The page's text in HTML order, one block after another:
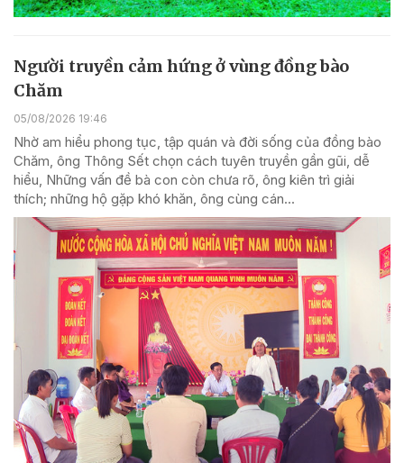
Người truyền cảm hứng ở vùng đồng bào
Chăm
05/08/2026 19:46
Nhờ am hiểu phong tục, tập quán và đời sống của đồng bào
Chăm, ông Thông Sết chọn cách tuyên truyền gần gũi, dễ
hiểu, Những vấn đề bà con còn chưa rõ, ông kiên trì giải
thích; những hộ gặp khó khăn, ông cùng cán...